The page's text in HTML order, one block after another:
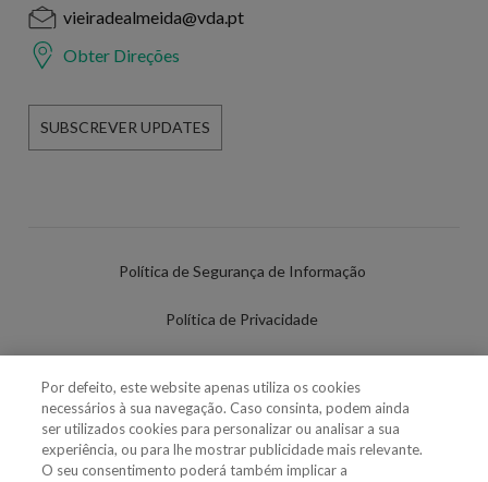
vieiradealmeida@vda.pt
Obter Direções
SUBSCREVER UPDATES
Política de Segurança de Informação
Política de Privacidade
Política de Cookies
Definições de cookies
Por defeito, este website apenas utiliza os cookies
necessários à sua navegação. Caso consinta, podem ainda
ser utilizados cookies para personalizar ou analisar a sua
experiência, ou para lhe mostrar publicidade mais relevante.
O seu consentimento poderá também implicar a